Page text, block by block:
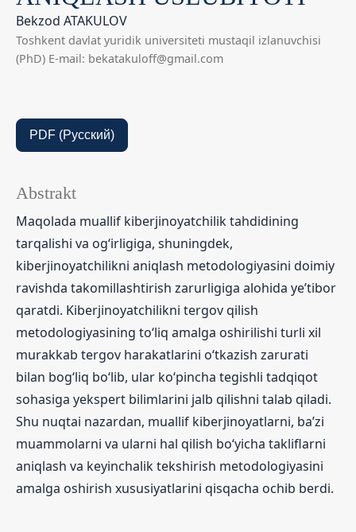
Bekzod ATAKULOV
Toshkent davlat yuridik universiteti mustaqil izlanuvchisi
(PhD) E-mail: bekatakuloff@gmail.com
PDF (Русский)
Abstrakt
Maqolada muallif kiberjinoyatchilik tahdidining
tarqalishi va og‘irligiga, shuningdek,
kiberjinoyatchilikni aniqlash metodologiyasini doimiy
ravishda takomillashtirish zarurligiga alohida ye’tibor
qaratdi. Kiberjinoyatchilikni tergov qilish
metodologiyasining to‘liq amalga oshirilishi turli xil
murakkab tergov harakatlarini o‘tkazish zarurati
bilan bog‘liq bo‘lib, ular ko‘pincha tegishli tadqiqot
sohasiga yekspert bilimlarini jalb qilishni talab qiladi.
Shu nuqtai nazardan, muallif kiberjinoyatlarni, ba’zi
muammolarni va ularni hal qilish bo‘yicha takliflarni
aniqlash va keyinchalik tekshirish metodologiyasini
amalga oshirish xususiyatlarini qisqacha ochib berdi.